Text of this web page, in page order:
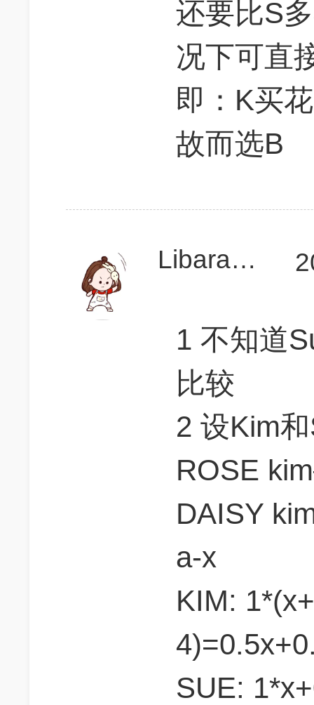
还要比S
况下可直
即：K买
故而选B
LibaraLee
1 不知道
比较
2 设Kim
ROSE
DAISY
a-x
KIM:
SUE: